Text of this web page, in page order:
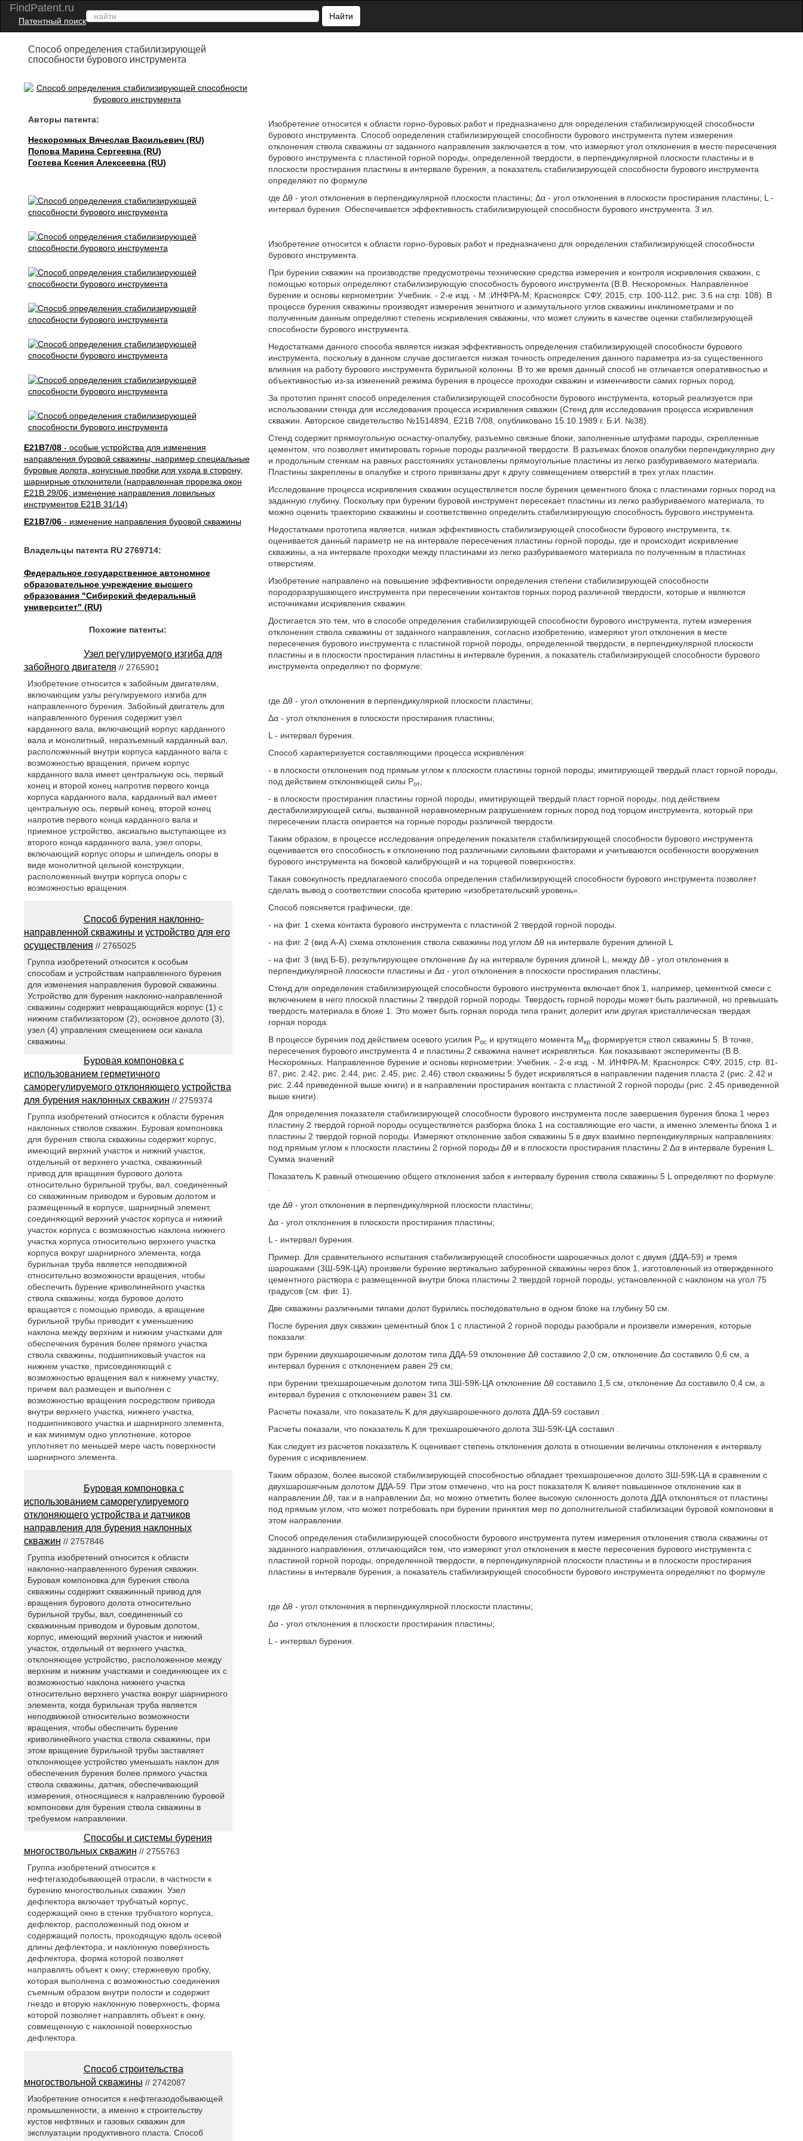
FindPatent.ru
Патентный поиск
Найти
Способ определения стабилизирующей
способности бурового инструмента
Авторы патента:
Нескоромных Вячеслав Васильевич (RU)
Попова Марина Сергеевна (RU)
Гостева Ксения Алексеевна (RU)
E21B7/08- особые устройства для изменения
направления буровой скважины, например специальные
буровые долота, конусные пробки для ухода в сторону,
шарнирные отклонители (направленная прорезка окон
E21B 29/06; изменение направления ловильных
инструментов E21B 31/14)
E21B7/06- изменение направления буровой скважины
Владельцы патента RU 2769714:
Федеральное государственное автономное
образовательное учреждение высшего
образования "Сибирский федеральный
университет" (RU)
Изобретение относится к области горно-буровых работ и предназначено для определения стабилизирующей способности
бурового инструмента. Способ определения стабилизирующей способности бурового инструмента путем измерения
отклонения ствола скважины от заданного направления заключается в том, что измеряют угол отклонения в месте пересечения
бурового инструмента с пластиной горной породы, определенной твердости, в перпендикулярной плоскости пластины и в
плоскости простирания пластины в интервале бурения, а показатель стабилизирующей способности бурового инструмента
определяют по формуле
где Δθ - угол отклонения в перпендикулярной плоскости пластины; Δα - угол отклонения в плоскости простирания пластины; L -
интервал бурения. Обеспечивается эффективность стабилизирующей способности бурового инструмента. 3 ил.
Изобретение относится к области горно-буровых работ и предназначено для определения стабилизирующей способности
бурового инструмента.
При бурении скважин на производстве предусмотрены технические средства измерения и контроля искривления скважин, с
помощью которых определяют стабилизирующую способность бурового инструмента (В.В. Нескоромных. Направленное
бурение и основы кернометрии: Учебник. - 2-е изд. - М.:ИНФРА-М; Красноярск: СФУ, 2015, стр. 100-112, рис. 3.6 на стр. 108). В
процессе бурения скважины производят измерения зенитного и азимутального углов скважины инклинометрами и по
полученным данным определяют степень искривления скважины, что может служить в качестве оценки стабилизирующей
способности бурового инструмента.
Недостатками данного способа является низкая эффективность определения стабилизирующей способности бурового
инструмента, поскольку в данном случае достигается низкая точность определения данного параметра из-за существенного
влияния на работу бурового инструмента бурильной колонны. В то же время данный способ не отличается оперативностью и
объективностью из-за изменений режима бурения в процессе проходки скважин и изменчивости самих горных пород.
За прототип принят способ определения стабилизирующей способности бурового инструмента, который реализуется при
использовании стенда для исследования процесса искривления скважин (Стенд для исследования процесса искривления
скважин. Авторское свидетельство №1514894, Е21В 7/08, опубликовано 15.10.1989 г. Б.И. №38).
Стенд содержит прямоугольную оснастку-опалубку, разъемно связные блоки, заполненные штуфами пароды, скрепленные
цементом, что позволяет имитировать горные породы различной твердости. В разъемах блоков опалубки перпендикулярно дну
и продольным стенкам на равных расстояниях установлены прямоугольные пластины из легко разбуриваемого материала.
Пластины закреплены в опалубке и строго привязаны друг к другу совмещением отверстий в трех углах пластин.
Исследование процесса искривления скважин осуществляется после бурения цементного блока с пластинами горных пород на
заданную глубину. Поскольку при бурении буровой инструмент пересекает пластины из легко разбуриваемого материала, то
можно оценить траекторию скважины и соответственно определить стабилизирующую способность бурового инструмента.
Недостатками прототипа является, низкая эффективность стабилизирующей способности бурового инструмента, т.к.
оценивается данный параметр не на интервале пересечения пластины горной породы, где и происходит искривление
скважины, а на интервале проходки между пластинами из легко разбуриваемого материала по полученным в пластинах
отверстиям.
Изобретение направлено на повышение эффективности определения степени стабилизирующей способности
породоразрушающего инструмента при пересечении контактов горных пород различной твердости, которые и являются
источниками искривления скважин.
Достигается это тем, что в способе определения стабилизирующей способности бурового инструмента, путем измерения
отклонения ствола скважины от заданного направления, согласно изобретению, измеряют угол отклонения в месте
пересечения бурового инструмента с пластиной горной породы, определенной твердости, в перпендикулярной плоскости
пластины и в плоскости простирания пластины в интервале бурения, а показатель стабилизирующей способности бурового
инструмента определяют по формуле:
где Δθ - угол отклонения в перпендикулярной плоскости пластины;
Δα - угол отклонения в плоскости простирания пластины;
L - интервал бурения.
Способ характеризуется составляющими процесса искривления:
- в плоскости отклонения под прямым углом к плоскости пластины горной породы, имитирующей твердый пласт горной породы,
под действием отклоняющей силы Рот;
- в плоскости простирания пластины горной породы, имитирующей твердый пласт горной породы, под действием
дестабилизирующей силы, вызванной неравномерным разрушением горных пород под торцом инструмента, который при
пересечении пласта опирается на горные породы различной твердости.
Таким образом, в процессе исследования определения показателя стабилизирующей способности бурового инструмента
оценивается его способность к отклонению под различными силовыми факторами и учитываются особенности вооружения
бурового инструмента на боковой калибрующей и на торцевой поверхностях.
Такая совокупность предлагаемого способа определения стабилизирующей способности бурового инструмента позволяет
сделать вывод о соответствии способа критерию «изобретательский уровень».
Способ поясняется графически, где:
- на фиг. 1 схема контакта бурового инструмента с пластиной 2 твердой горной породы.
- на фиг. 2 (вид А-А) схема отклонения ствола скважины под углом Δθ на интервале бурения длиной L
- на фиг. 3 (вид Б-Б), результирующее отклонение Δγ на интервале бурения длиной L, между Δθ - угол отклонения в
перпендикулярной плоскости пластины и Δα - угол отклонения в плоскости простирания пластины;
Стенд для определения стабилизирующей способности бурового инструмента включает блок 1, например, цементной смеси с
включением в него плоской пластины 2 твердой горной породы. Твердость горной породы может быть различной, но превышать
твердость материала в блоке 1. Это может быть горная порода типа гранит, долерит или другая кристаллическая твердая
горная порода.
В процессе бурения под действием осевого усилия Рос и крутящего момента Мкр формируется ствол скважины 5. В точке,
пересечения бурового инструмента 4 и пластины 2 скважина начнет искривляться. Как показывают эксперименты (В.В.
Нескоромных. Направленное бурение и основы кернометрии: Учебник. - 2-е изд. - М.:ИНФРА-М; Красноярск: СФУ, 2015, стр. 81-
87, рис. 2.42, рис. 2.44, рис. 2.45, рис. 2.46) ствол скважины 5 будет искривляться в направлении падения пласта 2 (рис. 2.42 и
рис. 2.44 приведенной выше книги) и в направлении простирания контакта с пластиной 2 горной породы (рис. 2.45 приведенной
выше книги).
Для определения показателя стабилизирующей способности бурового инструмента после завершения бурения блока 1 через
пластину 2 твердой горной породы осуществляется разборка блока 1 на составляющие его части, а именно элементы блока 1 и
пластины 2 твердой горной породы. Измеряют отклонение забоя скважины 5 в двух взаимно перпендикулярных направлениях:
под прямым углом к плоскости пластины 2 горной породы Δθ и в плоскости простирания пластины 2 Δα в интервале бурения L.
Сумма значений
Показатель K равный отношению общего отклонения забоя к интервалу бурения ствола скважины 5 L определяют по формуле:
где Δθ - угол отклонения в перпендикулярной плоскости пластины;
Δα - угол отклонения в плоскости простирания пластины;
L - интервал бурения.
Пример. Для сравнительного испытания стабилизирующей способности шарошечных долот с двумя (ДДА-59) и тремя
шарошками (3Ш-59К-ЦА) произвели бурение вертикально забуренной скважины через блок 1, изготовленный из отвержденного
цементного раствора с размещенной внутри блока пластины 2 твердой горной породы, установленной с наклоном на угол 75
градусов (см. фиг. 1).
Две скважины различными типами долот бурились последовательно в одном блоке на глубину 50 см.
После бурения двух скважин цементный блок 1 с пластиной 2 горной породы разобрали и произвели измерения, которые
показали:
при бурении двухшарошечным долотом типа ДДА-59 отклонение Δθ составило 2,0 см, отклонение Δα составило 0,6 см, а
интервал бурения с отклонением равен 29 см;
при бурении трехшарошечным долотом типа 3Ш-59К-ЦА отклонение Δθ составило 1,5 см, отклонение Δα составило 0,4 см, а
интервал бурения с отклонением равен 31 см.
Расчеты показали, что показатель K для двухшарошечного долота ДДА-59 составил
Расчеты показали, что показатель К для трехшарошечного долота 3Ш-59К-ЦА составил
Как следует из расчетов показатель K оценивает степень отклонения долота в отношении величины отклонения к интервалу
бурения с искривлением.
Таким образом, более высокой стабилизирующей способностью обладает трехшарошечное долото 3Ш-59К-ЦА в сравнении с
двухшарошечным долотом ДДА-59. При этом отмечено, что на рост показателя K влияет повышенное отклонение как в
направлении Δθ, так и в направлении Δα, но можно отметить более высокую склонность долота ДДА отклоняться от пластины
под прямым углом, что может потребовать при бурении принятия мер по дополнительной стабилизации буровой компоновки в
этом направлении.
Способ определения стабилизирующей способности бурового инструмента путем измерения отклонения ствола скважины от
заданного направления, отличающийся тем, что измеряют угол отклонения в месте пересечения бурового инструмента с
пластиной горной породы, определенной твердости, в перпендикулярной плоскости пластины и в плоскости простирания
пластины в интервале бурения, а показатель стабилизирующей способности бурового инструмента определяют по формуле
где Δθ - угол отклонения в перпендикулярной плоскости пластины;
Δα - угол отклонения в плоскости простирания пластины;
L - интервал бурения.
Похожие патенты:
Узел регулируемого изгиба для
забойного двигателя // 2765901
Изобретение относится к забойным двигателям,
включающим узлы регулируемого изгиба для
направленного бурения. Забойный двигатель для
направленного бурения содержит узел
карданного вала, включающий корпус карданного
вала и монолитный, неразъемный карданный вал,
расположенный внутри корпуса карданного вала с
возможностью вращения, причем корпус
карданного вала имеет центральную ось, первый
конец и второй конец напротив первого конца
корпуса карданного вала, карданный вал имеет
центральную ось, первый конец, второй конец
напротив первого конца карданного вала и
приемное устройство, аксиально выступающее из
второго конца карданного вала, узел опоры,
включающий корпус опоры и шпиндель опоры в
виде монолитной цельной конструкции,
расположенный внутри корпуса опоры с
возможностью вращения.
Способ бурения наклонно-
направленной скважины и устройство для его
осуществления // 2765025
Группа изобретений относится к особым
способам и устройствам направленного бурения
для изменения направления буровой скважины.
Устройство для бурения наклонно-направленной
скважины содержит невращающийся корпус (1) с
нижним стабилизатором (2), основное долото (3),
узел (4) управления смещением оси канала
скважины.
Буровая компоновка с
использованием герметичного
саморегулируемого отклоняющего устройства
для бурения наклонных скважин // 2759374
Группа изобретений относится к области бурения
наклонных стволов скважин. Буровая компоновка
для бурения ствола скважины содержит корпус,
имеющий верхний участок и нижний участок,
отдельный от верхнего участка, скважинный
привод для вращения бурового долота
относительно бурильной трубы, вал, соединенный
со скважинным приводом и буровым долотом и
размещенный в корпусе, шарнирный элемент,
соединяющий верхний участок корпуса и нижний
участок корпуса с возможностью наклона нижнего
участка корпуса относительно верхнего участка
корпуса вокруг шарнирного элемента, когда
бурильная труба является неподвижной
относительно возможности вращения, чтобы
обеспечить бурение криволинейного участка
ствола скважины, когда буровое долото
вращается с помощью привода, а вращение
бурильной трубы приводит к уменьшению
наклона между верхним и нижним участками для
обеспечения бурения более прямого участка
ствола скважины, подшипниковый участок на
нижнем участке, присоединяющий с
возможностью вращения вал к нижнему участку,
причем вал размещен и выполнен с
возможностью вращения посредством привода
внутри верхнего участка, нижнего участка,
подшипникового участка и шарнирного элемента,
и как минимум одно уплотнение, которое
уплотняет по меньшей мере часть поверхности
шарнирного элемента.
Буровая компоновка с
использованием саморегулируемого
отклоняющего устройства и датчиков
направления для бурения наклонных
скважин // 2757846
Группа изобретений относится к области
наклонно-направленного бурения скважин.
Буровая компоновка для бурения ствола
скважины содержит скважинный привод для
вращения бурового долота относительно
бурильной трубы, вал, соединенный со
скважинным приводом и буровым долотом,
корпус, имеющий верхний участок и нижний
участок, отдельный от верхнего участка,
отклоняющее устройство, расположенное между
верхним и нижним участками и соединяющее их с
возможностью наклона нижнего участка
относительно верхнего участка вокруг шарнирного
элемента, когда бурильная труба является
неподвижной относительно возможности
вращения, чтобы обеспечить бурение
криволинейного участка ствола скважины, при
этом вращение бурильной трубы заставляет
отклоняющее устройство уменьшать наклон для
обеспечения бурения более прямого участка
ствола скважины, датчик, обеспечивающий
измерения, относящиеся к направлению буровой
компоновки для бурения ствола скважины в
требуемом направлении.
Способы и системы бурения
многоствольных скважин // 2755763
Группа изобретений относится к
нефтегазодобывающей отрасли, в частности к
бурению многоствольных скважин. Узел
дефлектора включает трубчатый корпус,
содержащий окно в стенке трубчатого корпуса,
дефлектор, расположенный под окном и
содержащий полость, проходящую вдоль осевой
длины дефлектора, и наклонную поверхность
дефлектора, форма которой позволяет
направлять объект к окну; стержневую пробку,
которая выполнена с возможностью соединения
съемным образом внутри полости и содержит
гнездо и вторую наклонную поверхность, форма
которой позволяет направлять объект к окну,
совмещенную с наклонной поверхностью
дефлектора.
Способ строительства
многоствольной скважины // 2742087
Изобретение относится к нефтегазодобывающей
промышленности, а именно к строительству
кустов нефтяных и газовых скважин для
эксплуатации продуктивного пласта. Способ